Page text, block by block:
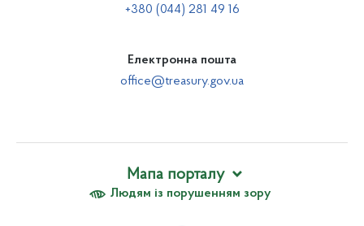
+380 (044) 281 49 16
Електронна пошта
office@treasury.gov.ua
Людям із порушенням зору
Мапа порталу
Про Казначейство